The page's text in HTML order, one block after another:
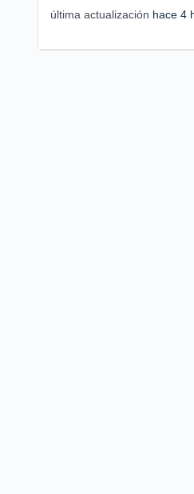
última actualización hace 4